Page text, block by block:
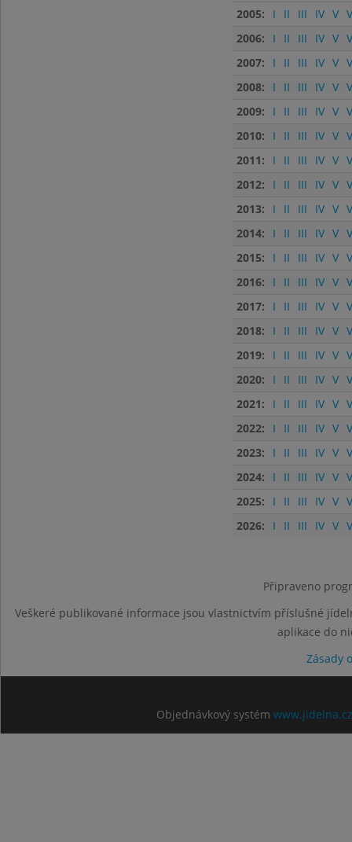
2005:
I II III IV V
2006:
I II III IV V
2007:
I II III IV V
2008:
I II III IV V
2009:
I II III IV V
2010:
I II III IV V
2011:
I II III IV V
2012:
I II III IV V
2013:
I II III IV V
2014:
I II III IV V
2015:
I II III IV V
2016:
I II III IV V
2017:
I II III IV V
2018:
I II III IV V
2019:
I II III IV V
2020:
I II III IV V
2021:
I II III IV V
2022:
I II III IV V
2023:
I II III IV V
2024:
I II III IV V
2025:
I II III IV V
2026:
I II III IV V
Připraveno
Veškeré publikované informace jsou vlastnictvím příslušné
aplikace do
Zásady
Objednávkový systém www.jidelna.cz